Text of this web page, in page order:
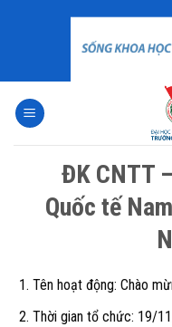
ĐK CNTT
Quốc tế
Tên hoạt động: Chào
Thời gian tổ chức: 19/